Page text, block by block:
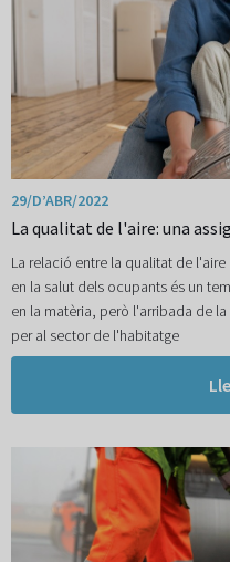
29/D’ABR/2022
La qualitat de l'aire: una
La relació entre la qualitat de
en la salut dels ocupants és un
en la matèria, però l'arribada de
per al sector de l'habitatge